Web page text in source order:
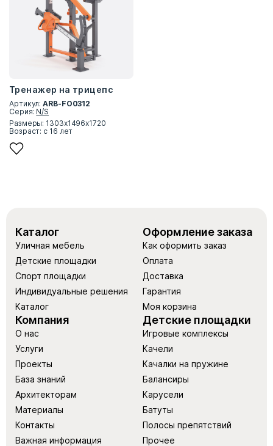
Тренажер на трицепс
Артикул:ARB-FO0312
Серия: N/S
Размеры: 1303х1496х1720
Возраст: с 16 лет
Каталог
Уличная мебель
Детские площадки
Спорт площадки
Индивидуальные решения
Каталог
Оформление заказа
Как оформить заказ
Оплата
Доставка
Гарантия
Моя корзина
Компания
О нас
Услуги
Проекты
База знаний
Архитекторам
Материалы
Контакты
Важная информация
Детские площадки
Игровые комплексы
Качели
Качалки на пружине
Балансиры
Карусели
Батуты
Полосы препятствий
Прочее